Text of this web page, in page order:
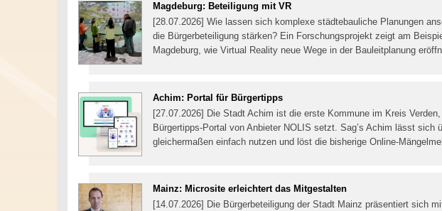
Magdeburg: Beteiligung mit VR
[28.07.2026] Wie lassen sich komplexe städtebauliche Planungen
die Bürgerbeteiligung stärken? Ein Forschungsprojekt zeigt am
Magdeburg, wie Virtual Reality neue Wege in der Bauleitplanung
Achim: Portal für Bürgertipps
[27.07.2026] Die Stadt Achim ist die erste Kommune im Kreis
Bürgertipps-Portal von Anbieter NOLIS setzt. Sag’s Achim lässt sich
gleichermaßen einfach nutzen und löst die bisherige Online-
Mainz: Microsite erleichtert das Mitgestalten
[14.07.2026] Die Bürgerbeteiligung der Stadt Mainz präsentiert sich